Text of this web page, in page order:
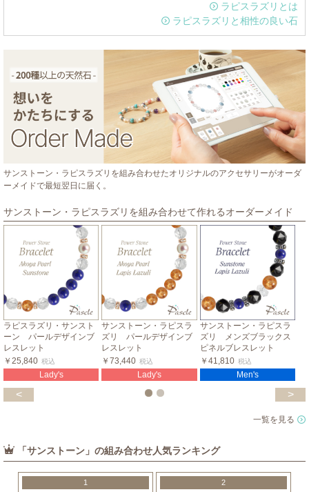
ラピスラズリとは
ラピスラズリと相性の良い石
サンストーン・ラピスラズリを組み合わせたオリジナルのアクセサリーがオーダ
ーメイドで最短翌日に届く。
サンストーン・ラピスラズリを組み合わせて作れるオーダーメイド
ラピスラズリ・サンスト
ーン パールデザインブ
レスレット
￥25,840 税込
Lady's
サンストーン・ラピスラ
ズリ パールデザインブ
レスレット
￥73,440 税込
Lady's
サンストーン・ラピスラ
ズリ メンズブラックス
ピネルブレスレット
￥41,810 税込
Men's
< >
一覧を見る
「サンストーン」の組み合わせ人気ランキング
1 2